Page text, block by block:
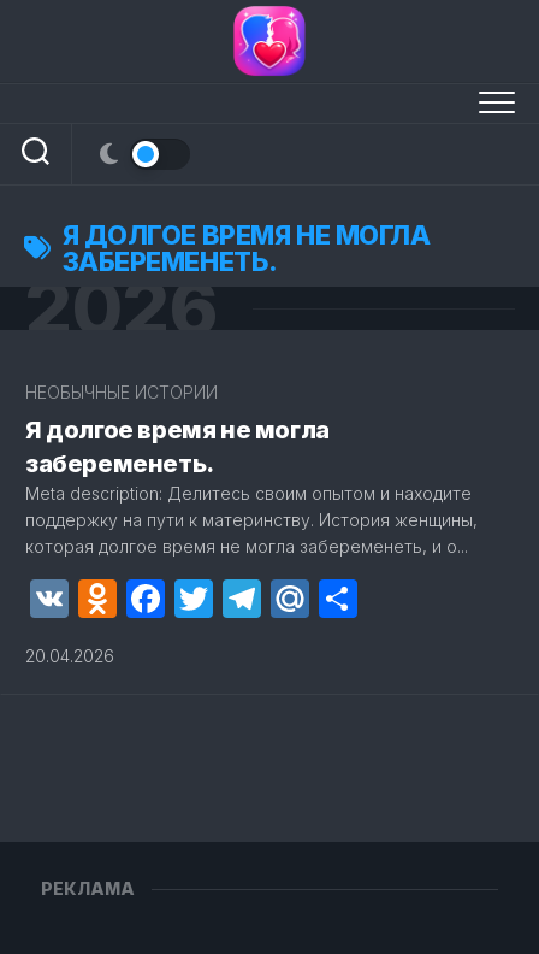
Я ДОЛГОЕ ВРЕМЯ НЕ МОГЛА
ЗАБЕРЕМЕНЕТЬ.
2026
НЕОБЫЧНЫЕ ИСТОРИИ
Я долгое время не могла
забеременеть.
Meta description: Делитесь своим опытом и находите
поддержку на пути к материнству. История женщины,
которая долгое время не могла забеременеть, и о...
VK Odnoklassniki
Facebook
Twitter
Telegram
Mail.Ru
20.04.2026
РЕКЛАМА